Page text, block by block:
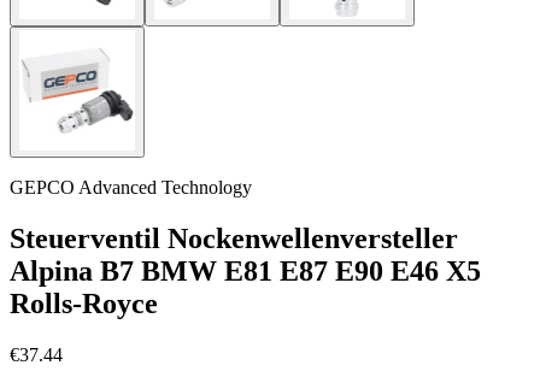
GEPCO Advanced Technology
Steuerventil Nockenwellenversteller
Alpina B7 BMW E81 E87 E90 E46 X5
Rolls-Royce
€37.44